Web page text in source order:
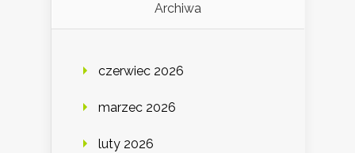
Archiwa
czerwiec 2026
marzec 2026
luty 2026